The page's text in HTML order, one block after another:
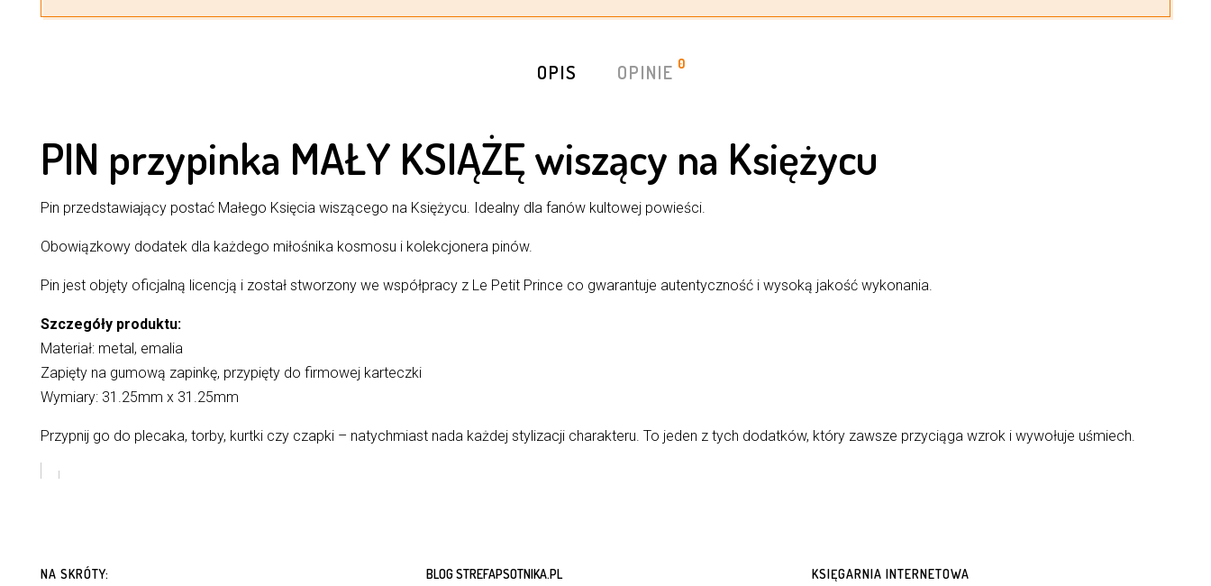
OPIS OPINIE 0
PIN przypinka MAŁY KSIĄŻĘ wiszący na Księżycu
Pin przedstawiający postać Małego Księcia wiszącego na Księżycu. Idealny dla fanów kultowej powieści.
Obowiązkowy dodatek dla każdego miłośnika kosmosu i kolekcjonera pinów.
Pin jest objęty oficjalną licencją i został stworzony we współpracy z Le Petit Prince co gwarantuje autentyczność i wysoką jakość wykonania.
Szczegóły produktu:
Materiał: metal, emalia
Zapięty na gumową zapinkę, przypięty do firmowej karteczki
Wymiary: 31.25mm x 31.25mm
Przypnij go do plecaka, torby, kurtki czy czapki – natychmiast nada każdej stylizacji charakteru. To jeden z tych dodatków, który zawsze przyciąga wzrok i wywołuje uśmiech.
NA SKRÓTY: BLOG STREFAPSOTNIKA.PL KSIĘGARNIA INTERNETOWA